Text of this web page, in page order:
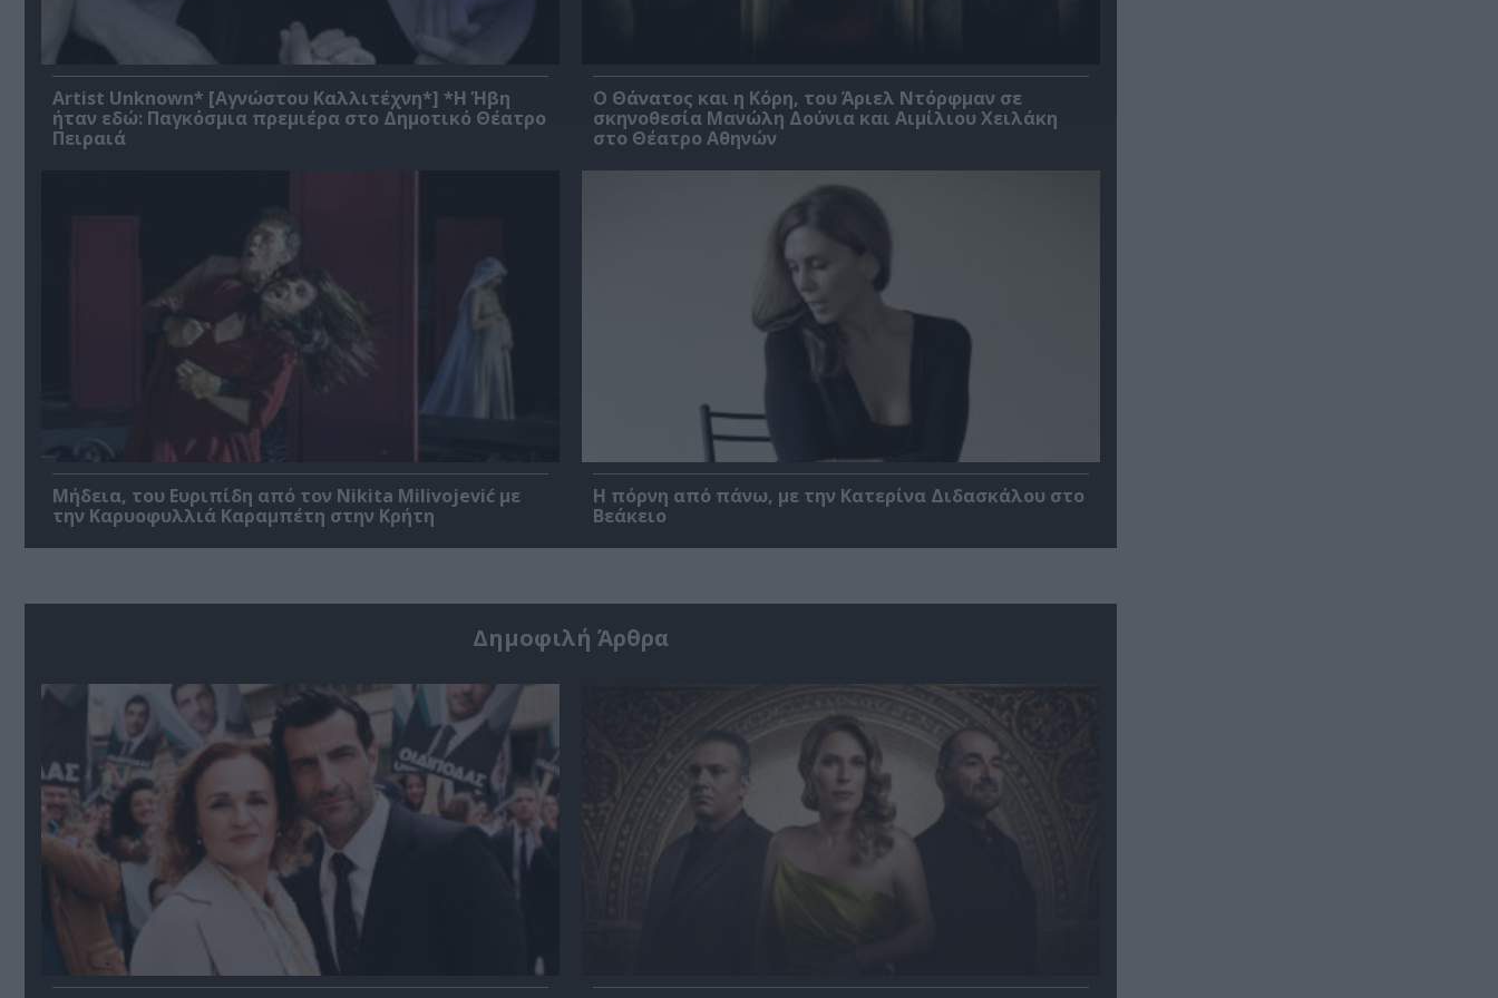
Artist Unknown* [Αγνώστου Καλλιτέχνη*] *Η Ήβη
ήταν εδώ: Παγκόσμια πρεμιέρα στο Δημοτικό Θέατρο
Πειραιά
Ο Θάνατος και η Κόρη, του Άριελ Ντόρφμαν σε
σκηνοθεσία Μανώλη Δούνια και Αιμίλιου Χειλάκη
στο Θέατρο Αθηνών
Μήδεια, του Ευριπίδη από τον Nikita Milivojević με
την Καρυοφυλλιά Καραμπέτη στην Κρήτη
Η πόρνη από πάνω, με την Κατερίνα Διδασκάλου στο
Βεάκειο
Δημοφιλή Άρθρα